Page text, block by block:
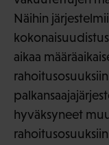
Näihin
aikaa
hyväksyneet